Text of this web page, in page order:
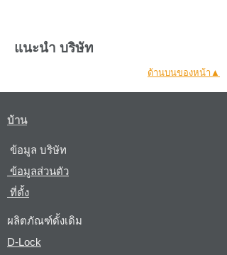
แนะนำ บริษัท
ด้านบนของหน้า▲
บ้าน
ข้อมูล บริษัท
ข้อมูลส่วนตัว
ที่ตั้ง
ผลิตภัณฑ์ดั้งเดิม
D-Lock